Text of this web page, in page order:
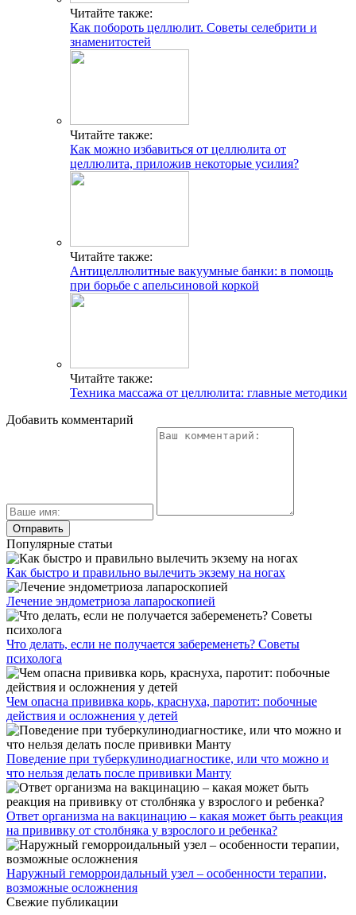
Читайте также:
Как побороть целлюлит. Советы селебрити и
знаменитостей
Читайте также:
Как можно избавиться от целлюлита от
целлюлита, приложив некоторые усилия?
Читайте также:
Антицеллюлитные вакуумные банки: в помощь
при борьбе с апельсиновой коркой
Читайте также:
Техника массажа от целлюлита: главные методики
Добавить комментарий
Популярные статьи
Как быстро и правильно вылечить экзему на ногах
Лечение эндометриоза лапароскопией
Что делать, если не получается забеременеть? Советы
психолога
Чем опасна прививка корь, краснуха, паротит: побочные
действия и осложнения у детей
Поведение при туберкулинодиагностике, или что можно и
что нельзя делать после прививки Манту
Ответ организма на вакцинацию – какая может быть реакция
на прививку от столбняка у взрослого и ребенка?
Наружный геморроидальный узел – особенности терапии,
возможные осложнения
Свежие публикации